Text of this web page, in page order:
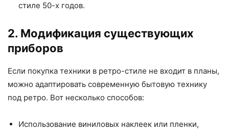
стиле 50-х годов.
2. Модификация существующих
приборов
Если покупка техники в ретро-стиле не входит в планы,
можно адаптировать современную бытовую технику
под ретро. Вот несколько способов:
Использование виниловых наклеек или пленки,